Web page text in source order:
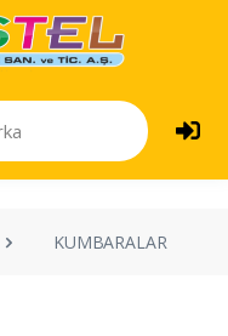
KUMBARALAR